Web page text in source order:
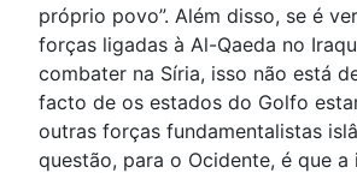
próprio povo”. Além disso, se é
forças ligadas à Al-Qaeda no
combater na Síria, isso não está
facto de os estados do Golfo
outras forças fundamentalistas
questão, para o Ocidente, é que a